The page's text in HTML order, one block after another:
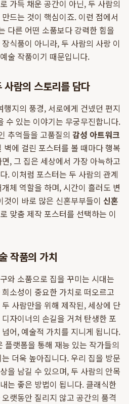
가득 채운 공간이 아닌, 두 사람의
드는 것이 핵심이죠. 이런 점에서
다른 어떤 소품보다 강력한 힘을
식품이 아니라, 두 사람의 사랑 이
술 작품이기 때문입니다.
람의 스토리를 담다
지의 풍경, 서로에게 건넸던 편지
수 있는 이야기는 무궁무진합니다.
추억들을 고품질의 감성 아트워크
에 걸린 포스터를 볼 때마다 행복
, 그 집은 세상에서 가장 아늑하고
. 이처럼 포스터는 두 사람의 관계
체 역할을 하며, 시간이 흘러도 변
이 바로 많은 신혼부부들이 신혼
맞춤 제작 포스터를 선택하는 이
작품의 가치
와 소품으로 집을 꾸미는 시대는
소성이 중요한 가치로 떠오르고
사람만을 위해 제작된, 세상에 단
자이너의 손길을 거쳐 탄생한 포
어, 예술적 가치를 지니게 됩니다.
플랫폼을 통해 재능 있는 작가들의
더욱 높아집니다. 우리 집을 방문
을 남길 수 있으며, 두 사람의 안목
는 좋은 방법이 됩니다. 클래식한
랫동안 질리지 않고 공간의 품격